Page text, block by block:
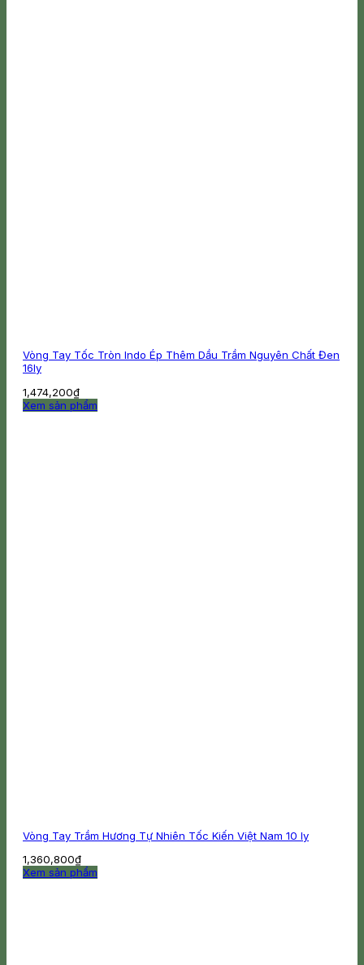
Vòng Tay Tốc Tròn Indo Ép Thêm Dầu Trầm Nguyên Chất Đen
16ly
1,474,200₫
Xem sản phẩm
Vòng Tay Trầm Hương Tự Nhiên Tốc Kiến Việt Nam 10 ly
1,360,800₫
Xem sản phẩm